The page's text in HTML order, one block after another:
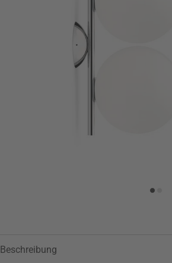
Wunschliste hinzufügen
Beschreibung